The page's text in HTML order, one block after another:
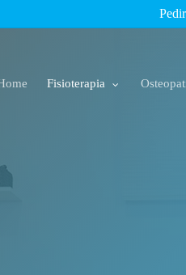
Fisioterapia